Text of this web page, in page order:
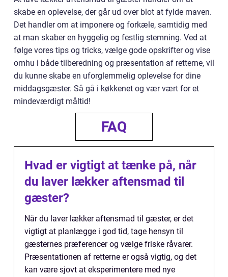
skabe en oplevelse, der går ud over blot at fylde maven.
Det handler om at imponere og forkæle, samtidig med
at man skaber en hyggelig og festlig stemning. Ved at
følge vores tips og tricks, vælge gode opskrifter og vise
omhu i både tilberedning og præsentation af retterne, vil
du kunne skabe en uforglemmelig oplevelse for dine
middagsgæster. Så gå i køkkenet og vær vært for et
mindeværdigt måltid!
FAQ
Hvad er vigtigt at tænke på, når
du laver lækker aftensmad til
gæster?
Når du laver lækker aftensmad til gæster, er det
vigtigt at planlægge i god tid, tage hensyn til
gæsternes præferencer og vælge friske råvarer.
Præsentationen af retterne er også vigtig, og det
kan være sjovt at eksperimentere med nye